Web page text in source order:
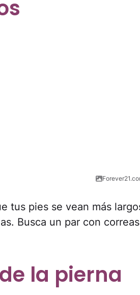
tus pies se vean más
Busca un par con
la pierna